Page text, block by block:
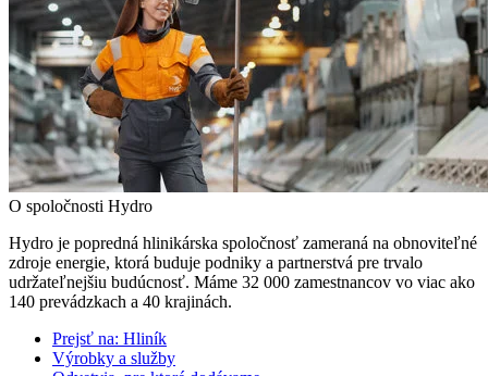
O spoločnosti Hydro
Hydro je popredná hlinikárska spoločnosť zameraná na obnoviteľné
zdroje energie, ktorá buduje podniky a partnerstvá pre trvalo
udržateľnejšiu budúcnosť. Máme 32 000 zamestnancov vo viac ako
140 prevádzkach a 40 krajinách.
Prejsť na: Hliník
Výrobky a služby